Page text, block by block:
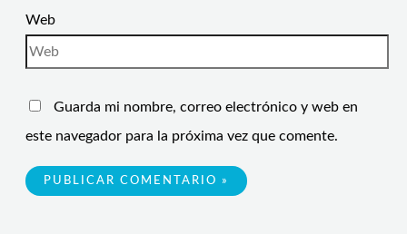
Web
Guarda mi nombre, correo electrónico y web en
este navegador para la próxima vez que comente.